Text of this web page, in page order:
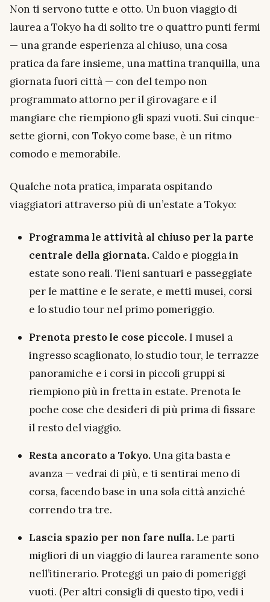
Non ti servono tutte e otto. Un buon viaggio di
laurea a Tokyo ha di solito tre o quattro punti fermi
— una grande esperienza al chiuso, una cosa
pratica da fare insieme, una mattina tranquilla, una
giornata fuori città — con del tempo non
programmato attorno per il girovagare e il
mangiare che riempiono gli spazi vuoti. Sui cinque-
sette giorni, con Tokyo come base, è un ritmo
comodo e memorabile.
Qualche nota pratica, imparata ospitando
viaggiatori attraverso più di un’estate a Tokyo:
Programma le attività al chiuso per la parte
centrale della giornata. Caldo e pioggia in
estate sono reali. Tieni santuari e passeggiate
per le mattine e le serate, e metti musei, corsi
e lo studio tour nel primo pomeriggio.
Prenota presto le cose piccole.I musei a
ingresso scaglionato, lo studio tour, le terrazze
panoramiche e i corsi in piccoli gruppi si
riempiono più in fretta in estate. Prenota le
poche cose che desideri di più prima di fissare
il resto del viaggio.
Resta ancorato a Tokyo.Una gita basta e
avanza — vedrai di più, e ti sentirai meno di
corsa, facendo base in una sola città anziché
correndo tra tre.
Lascia spazio per non fare nulla.Le parti
migliori di un viaggio di laurea raramente sono
nell’itinerario. Proteggi un paio di pomeriggi
vuoti. (Per altri consigli di questo tipo, vedi i